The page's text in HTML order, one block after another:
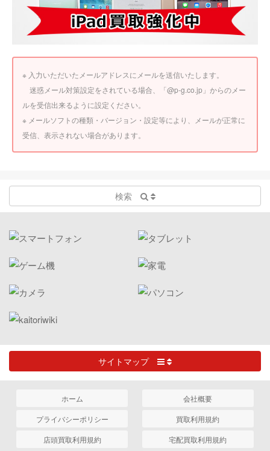
※ 入力いただいたメールアドレスにメールを送信いたします。
迷惑メール対策設定をされている場合、「@p-g.co.jp」からのメー
ルを受信出来るように設定ください。
※ メールソフトの種類・バージョン・設定等により、メールが正常に
受信、表示されない場合があります。
検索
サイトマップ
ホーム
会社概要
プライバシーポリシー
買取利用規約
店頭買取利用規約
宅配買取利用規約